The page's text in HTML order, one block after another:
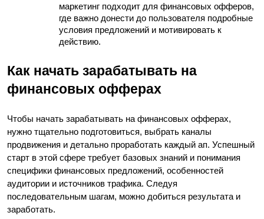
маркетинг подходит для финансовых офферов,
где важно донести до пользователя подробные
условия предложений и мотивировать к
действию.
Как начать зарабатывать на
финансовых офферах
Чтобы начать зарабатывать на финансовых офферах,
нужно тщательно подготовиться, выбрать каналы
продвижения и детально проработать каждый ап. Успешный
старт в этой сфере требует базовых знаний и понимания
специфики финансовых предложений, особенностей
аудитории и источников трафика. Следуя
последовательным шагам, можно добиться результата и
заработать.